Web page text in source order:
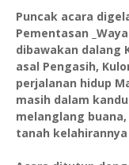
Puncak acara
Pementasan
dibawakan dalang
asal Pengasih,
perjalanan hidup
masih dalam
melanglang
tanah kelahirannya